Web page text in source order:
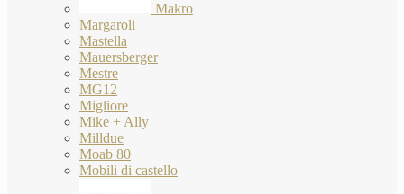
Makro
Margaroli
Mastella
Mauersberger
Mestre
MG12
Migliore
Mike + Ally
Milldue
Moab 80
Mobili di castello